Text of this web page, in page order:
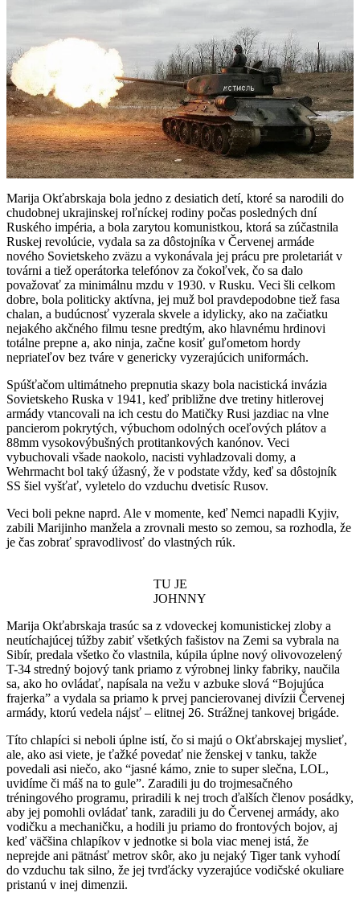
Marija Okťabrskaja bola jedno z desiatich detí, ktoré sa narodili do
chudobnej ukrajinskej roľníckej rodiny počas posledných dní
Ruského impéria, a bola zarytou komunistkou, ktorá sa zúčastnila
Ruskej revolúcie, vydala sa za dôstojníka v Červenej armáde
nového Sovietskeho zväzu a vykonávala jej prácu pre proletariát v
továrni a tiež operátorka telefónov za čokoľvek, čo sa dalo
považovať za minimálnu mzdu v 1930. v Rusku. Veci šli celkom
dobre, bola politicky aktívna, jej muž bol pravdepodobne tiež fasa
chalan, a budúcnosť vyzerala skvele a idylicky, ako na začiatku
nejakého akčného filmu tesne predtým, ako hlavnému hrdinovi
totálne prepne a, ako ninja, začne kosiť guľometom hordy
nepriateľov bez tváre v genericky vyzerajúcich uniformách.
Spúšťačom ultimátneho prepnutia skazy bola nacistická invázia
Sovietskeho Ruska v 1941, keď približne dve tretiny hitlerovej
armády vtancovali na ich cestu do Matičky Rusi jazdiac na vlne
pancierom pokrytých, výbuchom odolných oceľových plátov a
88mm vysokovýbušných protitankových kanónov. Veci
vybuchovali všade naokolo, nacisti vyhladzovali domy, a
Wehrmacht bol taký úžasný, že v podstate vždy, keď sa dôstojník
SS šiel vyšťať, vyletelo do vzduchu dvetisíc Rusov.
Veci boli pekne naprd. Ale v momente, keď Nemci napadli Kyjiv,
zabili Marijinho manžela a zrovnali mesto so zemou, sa rozhodla, že
je čas zobrať spravodlivosť do vlastných rúk.
TU JE
JOHNNY
Marija Okťabrskaja trasúc sa z vdoveckej komunistickej zloby a
neutíchajúcej túžby zabiť všetkých fašistov na Zemi sa vybrala na
Sibír, predala všetko čo vlastnila, kúpila úplne nový olivovozelený
T-34 stredný bojový tank priamo z výrobnej linky fabriky, naučila
sa, ako ho ovládať, napísala na vežu v azbuke slová “Bojujúca
frajerka” a vydala sa priamo k prvej pancierovanej divízii Červenej
armády, ktorú vedela nájsť – elitnej 26. Strážnej tankovej brigáde.
Títo chlapíci si neboli úplne istí, čo si majú o Okťabrskajej myslieť,
ale, ako asi viete, je ťažké povedať nie ženskej v tanku, takže
povedali asi niečo, ako “jasné kámo, znie to super slečna, LOL,
uvidíme či máš na to gule”. Zaradili ju do trojmesačného
tréningového programu, priradili k nej troch ďalších členov posádky,
aby jej pomohli ovládať tank, zaradili ju do Červenej armády, ako
vodičku a mechaničku, a hodili ju priamo do frontových bojov, aj
keď väčšina chlapíkov v jednotke si bola viac menej istá, že
neprejde ani pätnásť metrov skôr, ako ju nejaký Tiger tank vyhodí
do vzduchu tak silno, že jej tvrďácky vyzerajúce vodičské okuliare
pristanú v inej dimenzii.